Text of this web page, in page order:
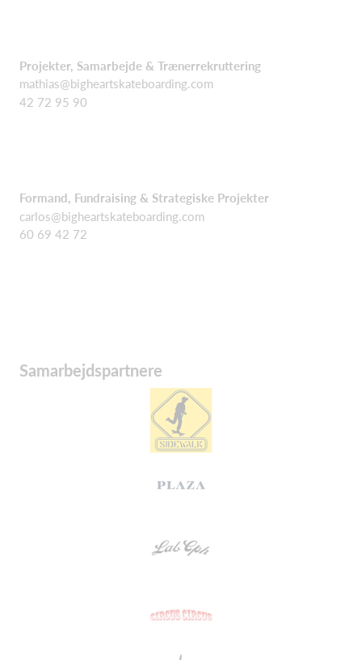
Projekter, Samarbejde & Trænerrekruttering
mathias@bigheartskateboarding.com
42 72 95 90
Formand, Fundraising & Strategiske Projekter
carlos@bigheartskateboarding.com
60 69 42 72
Samarbejdspartnere